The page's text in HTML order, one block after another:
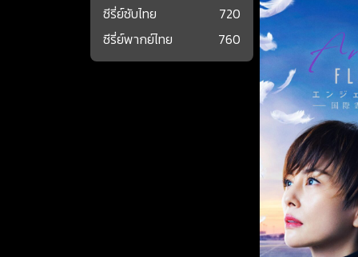
ซีรี่ย์ซับไทย
720
ซีรี่ย์พากย์ไทย
760